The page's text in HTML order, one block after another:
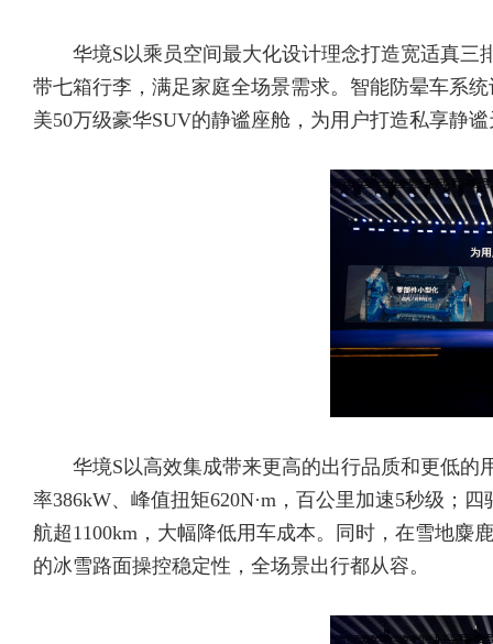
华境S以乘员空间最大化设计理念打造宽适真
带七箱行李，满足家庭全场景需求。智能防晕车系
美50万级豪华SUV的静谧座舱，为用户打造私享静
华境S以高效集成带来更高的出行品质和更低
率386kW、峰值扭矩620N·m，百公里加速5秒级；
航超1100km，大幅降低用车成本。同时，在雪地麋
的冰雪路面操控稳定性，全场景出行都从容。